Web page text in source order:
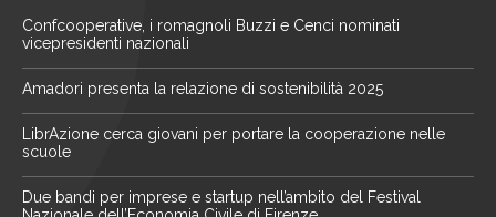
Confcooperative, i romagnoli Buzzi e Cenci nominati
vicepresidenti nazionali
Amadori presenta la relazione di sostenibilità 2025
LibrAzione cerca giovani per portare la cooperazione nelle
scuole
Due bandi per imprese e startup nell’ambito del Festival